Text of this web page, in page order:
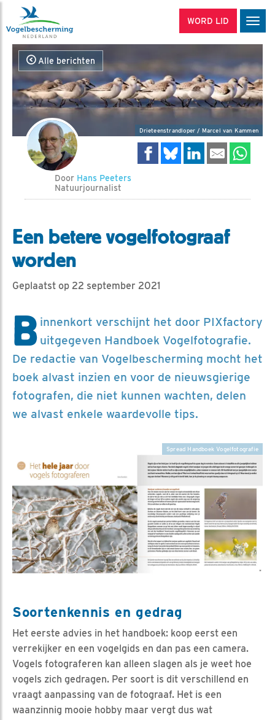
WORD LID
Alle berichten
Drieteenstrandloper / Marcel van Kammen
Door Hans Peeters
Natuurjournalist
Een betere vogelfotograaf
worden
Geplaatst op 22 september 2021
B innenkort verschijnt het door PIXfactory
uitgegeven Handboek Vogelfotografie.
De redactie van Vogelbescherming mocht het
boek alvast inzien en voor de nieuwsgierige
fotografen, die niet kunnen wachten, delen
we alvast enkele waardevolle tips.
Spread Handboek Vogelfotografie
Soortenkennis en gedrag
Het eerste advies in het handboek: koop eerst een
verrekijker en een vogelgids en dan pas een camera.
Vogels fotograferen kan alleen slagen als je weet hoe
vogels zich gedragen. Per soort is dit verschillend en
vraagt aanpassing van de fotograaf. Het is een
waanzinnig mooie hobby maar vergt dus wat